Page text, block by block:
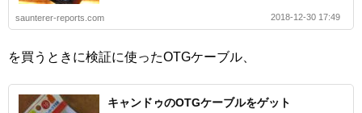
saunterer-reports.com 2018-12-30 17:49
を買うときに検証に使ったOTGケーブル、
キャンドゥのOTGケーブルをゲット